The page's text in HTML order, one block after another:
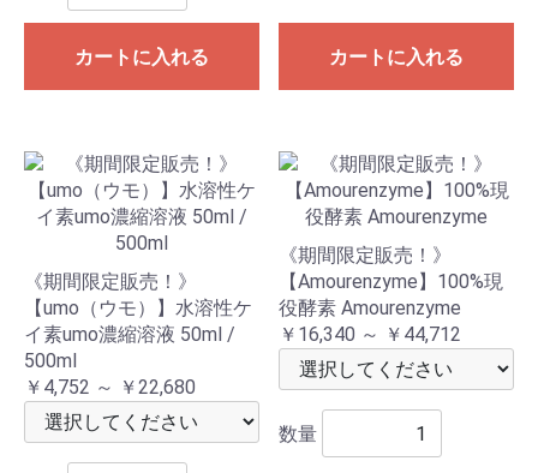
カートに入れる カートに入れる
《期間限定販売！》
【umo（ウモ）】水溶性ケ
イ素umo濃縮溶液 50ml /
500ml
￥4,752 ～ ￥22,680
《期間限定販売！》
【Amourenzyme】100%現
役酵素 Amourenzyme
￥16,340 ～ ￥44,712
数量